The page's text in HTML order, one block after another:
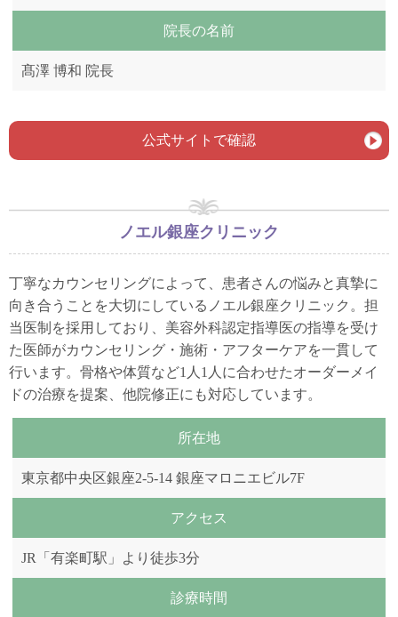
院長の名前
髙澤 博和 院長
公式サイトで確認
ノエル銀座クリニック
丁寧なカウンセリングによって、患者さんの悩みと真摯に
向き合うことを大切にしているノエル銀座クリニック。担
当医制を採用しており、美容外科認定指導医の指導を受け
た医師がカウンセリング・施術・アフターケアを一貫して
行います。骨格や体質など1人1人に合わせたオーダーメイ
ドの治療を提案、他院修正にも対応しています。
所在地
東京都中央区銀座2‐5‐14 銀座マロニエビル7F
アクセス
JR「有楽町駅」より徒歩3分
診療時間